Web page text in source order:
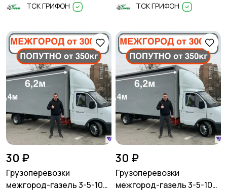
ТСК ГРИФОН ТСК ГРИФОН
30 ₽
Грузоперевозки
межгород-газель 3-5-10
30 ₽
Грузоперевозки
межгород-газель 3-5-10